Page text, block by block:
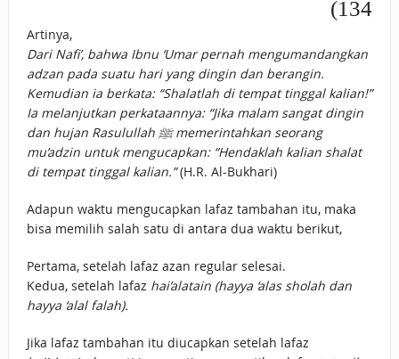
134)
Artinya,
Dari Nafi’, bahwa Ibnu ‘Umar pernah mengumandangkan
adzan pada suatu hari yang dingin dan berangin.
Kemudian ia berkata: “Shalatlah di tempat tinggal kalian!”
Ia melanjutkan perkataannya: “Jika malam sangat dingin
dan hujan Rasulullah ﷺ memerintahkan seorang
mu’adzin untuk mengucapkan: “Hendaklah kalian shalat
di tempat tinggal kalian.”(H.R. Al-Bukhari)
Adapun waktu mengucapkan lafaz tambahan itu, maka
bisa memilih salah satu di antara dua waktu berikut,
Pertama, setelah lafaz azan regular selesai.
Kedua, setelah lafaz hai’alatain (hayya ‘alas sholah dan
hayya ‘alal falah).
Jika lafaz tambahan itu diucapkan setelah lafaz